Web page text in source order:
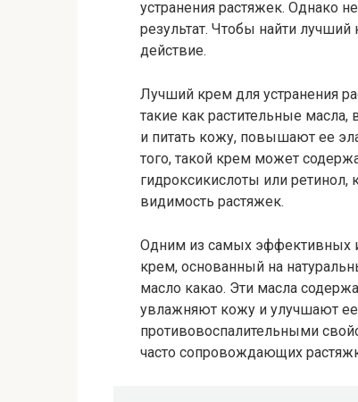
устранения растяжек. Однако
результат. Чтобы найти
действие.
Лучший крем для устранения
такие как растительные
и питать кожу, повышают ее
того, такой крем может
гидроксикислоты или ретинол,
видимость растяжек.
Одним из самых эффективных
крем, основанный на
масло какао. Эти масла
увлажняют кожу и улучшают ее
противовоспалительными
часто сопровождающих